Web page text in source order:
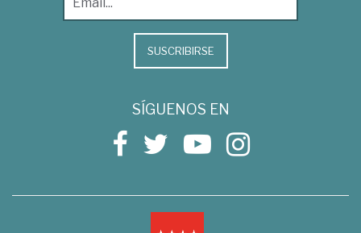
SUSCRIBIRSE
SÍGUENOS EN